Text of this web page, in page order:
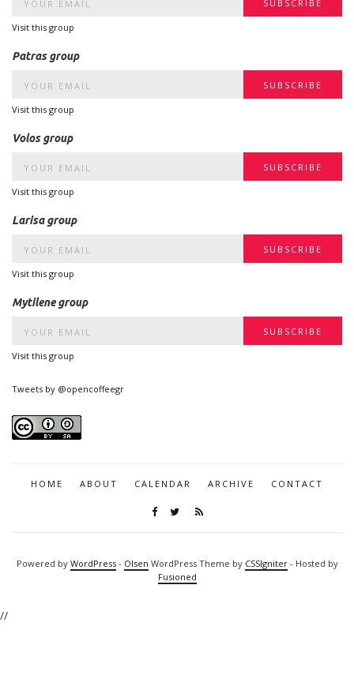
Visit this group
Patras group
Visit this group
Volos group
Visit this group
Larisa group
Visit this group
Mytilene group
Visit this group
Tweets by @opencoffeegr
HOME ABOUT CALENDAR ARCHIVE CONTACT
Powered by WordPress- Olsen WordPress Theme by CSSIgniter- Hosted by
Fusioned
//